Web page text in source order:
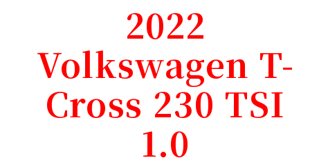
2022
Volkswagen T-
Cross 230 TSI
1.0